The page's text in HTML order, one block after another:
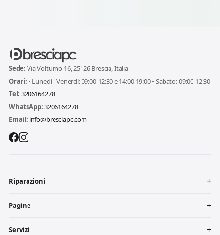
Sede: Via Volturno 16, 25126 Brescia, Italia
Orari: • Lunedì - Venerdì: 09:00-12:30 e 14:00-19:00 • Sabato: 09:00-12:30
Tel: 3206164278
WhatsApp:3206164278
Email: info@bresciapc.com
Riparazioni
Pagine
Servizi